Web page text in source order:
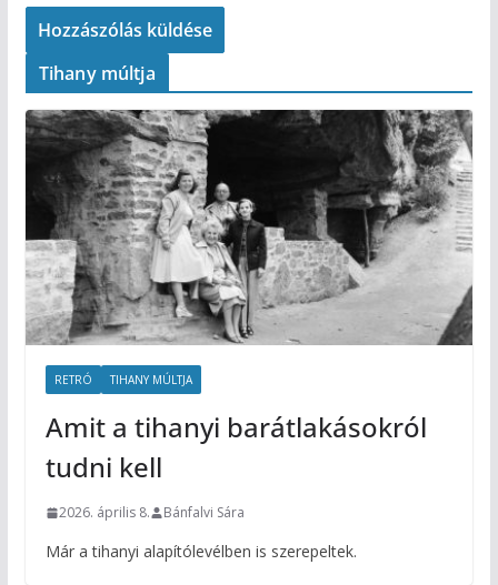
Tihany múltja
RETRÓ TIHANY MÚLTJA
Amit a tihanyi barátlakásokról
tudni kell
2026. április 8. Bánfalvi Sára
Már a tihanyi alapítólevélben is szerepeltek.